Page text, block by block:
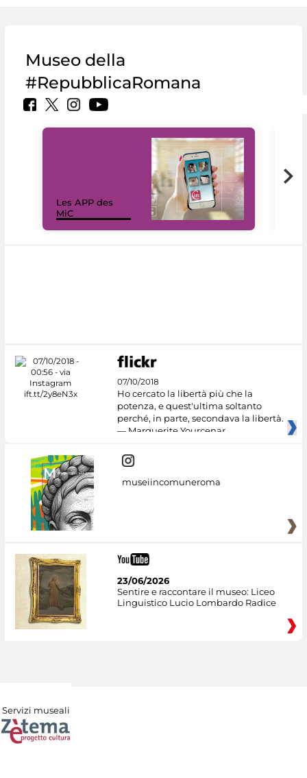
Museo della
#RepubblicaRomana
Les APP des
MiC
07/10/2018
Ho cercato la libertà più che la
potenza, e quest'ultima soltanto
perché, in parte, secondava la libertà.
— Marguerite Yourcenar
museiincomuneroma
23/06/2026
Sentire e raccontare il museo: Liceo
Linguistico Lucio Lombardo Radice
Servizi museali